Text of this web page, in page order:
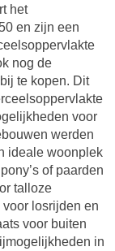
het
en zijn een
nog de
te kopen. Dit
voor
werden
ideale woonplek
of paarden
talloze
losrijden en
voor buiten
in